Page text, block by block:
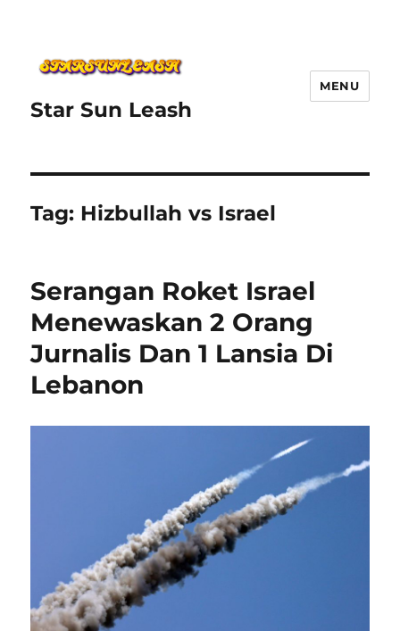
Star Sun Leash
MENU
Tag: Hizbullah vs Israel
Serangan Roket Israel
Menewaskan 2 Orang
Jurnalis Dan 1 Lansia Di
Lebanon